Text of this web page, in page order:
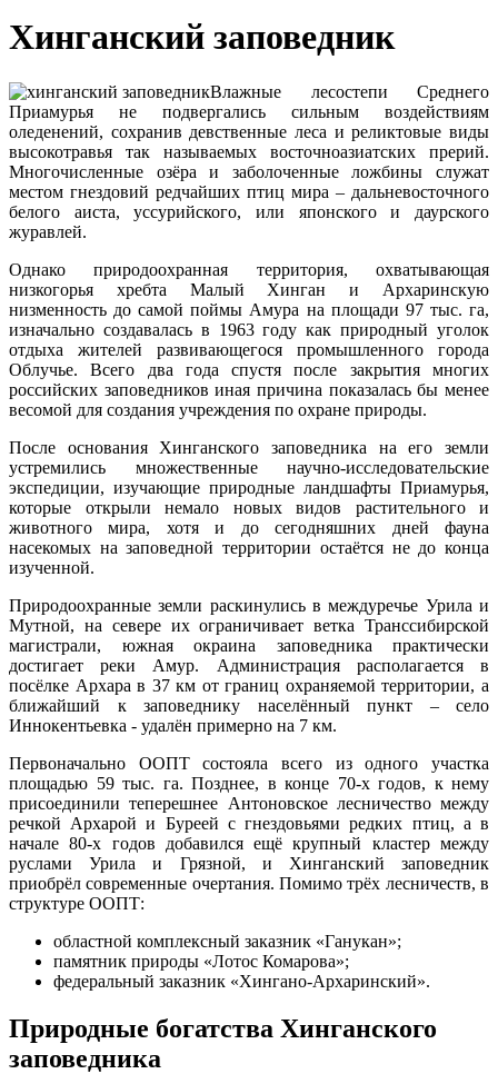
Хинганский заповедник
Влажные лесостепи Среднего
Приамурья не подвергались сильным воздействиям
оледенений, сохранив девственные леса и реликтовые виды
высокотравья так называемых восточноазиатских прерий.
Многочисленные озёра и заболоченные ложбины служат
местом гнездовий редчайших птиц мира – дальневосточного
белого аиста, уссурийского, или японского и даурского
журавлей.
Однако природоохранная территория, охватывающая
низкогорья хребта Малый Хинган и Архаринскую
низменность до самой поймы Амура на площади 97 тыс. га,
изначально создавалась в 1963 году как природный уголок
отдыха жителей развивающегося промышленного города
Облучье. Всего два года спустя после закрытия многих
российских заповедников иная причина показалась бы менее
весомой для создания учреждения по охране природы.
После основания Хинганского заповедника на его земли
устремились множественные научно-исследовательские
экспедиции, изучающие природные ландшафты Приамурья,
которые открыли немало новых видов растительного и
животного мира, хотя и до сегодняшних дней фауна
насекомых на заповедной территории остаётся не до конца
изученной.
Природоохранные земли раскинулись в междуречье Урила и
Мутной, на севере их ограничивает ветка Транссибирской
магистрали, южная окраина заповедника практически
достигает реки Амур. Администрация располагается в
посёлке Архара в 37 км от границ охраняемой территории, а
ближайший к заповеднику населённый пункт – село
Иннокентьевка - удалён примерно на 7 км.
Первоначально ООПТ состояла всего из одного участка
площадью 59 тыс. га. Позднее, в конце 70-х годов, к нему
присоединили теперешнее Антоновское лесничество между
речкой Архарой и Буреей с гнездовьями редких птиц, а в
начале 80-х годов добавился ещё крупный кластер между
руслами Урила и Грязной, и Хинганский заповедник
приобрёл современные очертания. Помимо трёх лесничеств, в
структуре ООПТ:
областной комплексный заказник «Ганукан»;
памятник природы «Лотос Комарова»;
федеральный заказник «Хингано-Архаринский».
Природные богатства Хинганского
заповедника